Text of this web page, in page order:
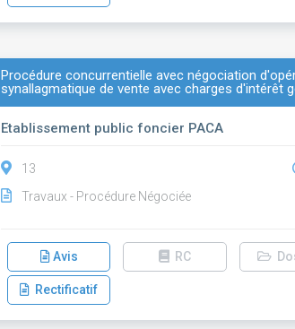
Procédure concurrentielle avec négociation
synallagmatique de vente avec charges d'intérêt
Etablissement public foncier PACA
13
Travaux - Procédure Négociée
Avis RC
Rectificatif